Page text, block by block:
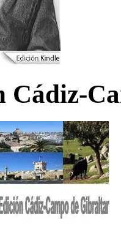
Cádiz-